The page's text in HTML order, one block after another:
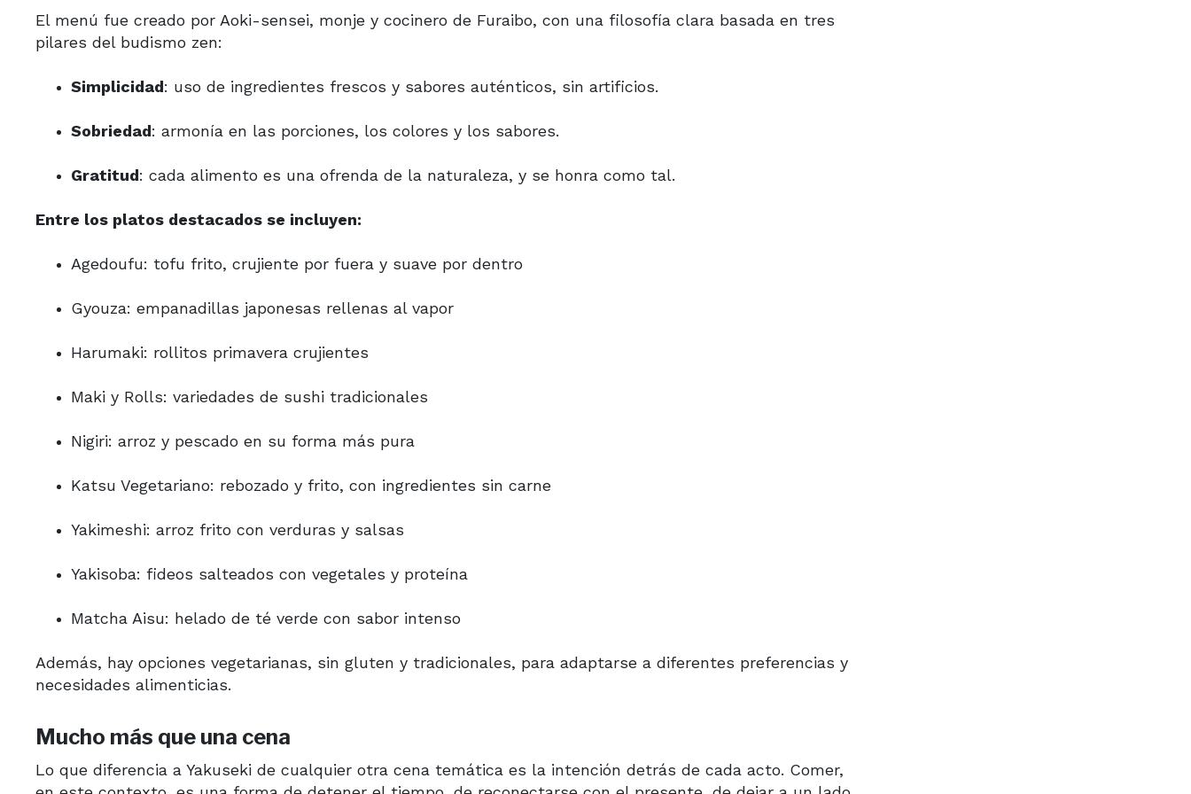
El menú fue creado por Aoki-sensei, monje y cocinero de Furaibo, con una filosofía clara basada en tres
pilares del budismo zen:
Simplicidad: uso de ingredientes frescos y sabores auténticos, sin artificios.
Sobriedad: armonía en las porciones, los colores y los sabores.
Gratitud: cada alimento es una ofrenda de la naturaleza, y se honra como tal.
Entre los platos destacados se incluyen:
Agedoufu: tofu frito, crujiente por fuera y suave por dentro
Gyouza: empanadillas japonesas rellenas al vapor
Harumaki: rollitos primavera crujientes
Maki y Rolls: variedades de sushi tradicionales
Nigiri: arroz y pescado en su forma más pura
Katsu Vegetariano: rebozado y frito, con ingredientes sin carne
Yakimeshi: arroz frito con verduras y salsas
Yakisoba: fideos salteados con vegetales y proteína
Matcha Aisu: helado de té verde con sabor intenso
Además, hay opciones vegetarianas, sin gluten y tradicionales, para adaptarse a diferentes preferencias y
necesidades alimenticias.
Mucho más que una cena
Lo que diferencia a Yakuseki de cualquier otra cena temática es la intención detrás de cada acto. Comer,